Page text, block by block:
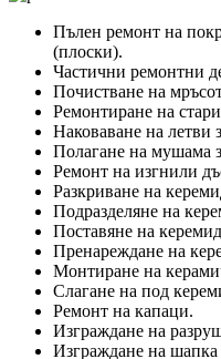
Пълен ремонт на
(плоски).
Частични ремонтни
Почистване на
Ремонтиране на
Наковаване на летви
Полагане на мушама
Ремонт на изгнили
Разкриване на
Подразделяне на
Поставяне на
Пренареждане на
Монтиране на
Слагане на под
Ремонт на капаци.
Изграждане на
Изграждане на шапка